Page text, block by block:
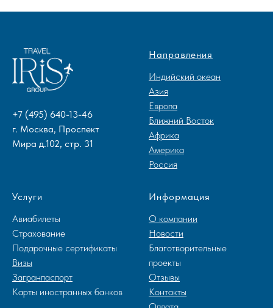
+7 (495) 640-13-46
г. Москва, Проспект
Мира д.102, стр. 31
Направления
Индийский океан
Азия
Европа
Ближний Восток
Африка
Америка
Россия
Услуги
Авиабилеты
Страхование
Подарочные сертификаты
Визы
Загранпаспорт
Карты иностранных банков
Информация
О компании
Новости
Благотворительные
проекты
Отзывы
Контакты